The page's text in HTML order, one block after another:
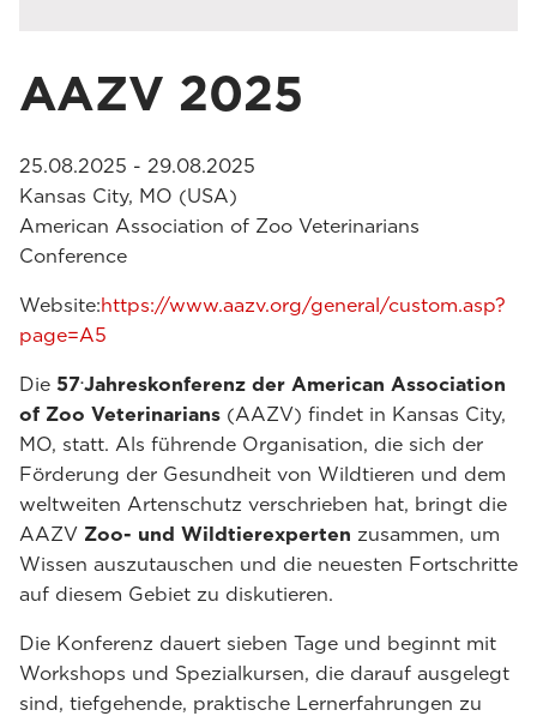
AAZV 2025
25.08.2025 - 29.08.2025
Kansas City, MO (USA)
American Association of Zoo Veterinarians
Conference
Website:https://www.aazv.org/general/custom.asp?
page=A5
Die 57.Jahreskonferenz der American Association
of Zoo Veterinarians (AAZV) findet in Kansas City,
MO, statt. Als führende Organisation, die sich der
Förderung der Gesundheit von Wildtieren und dem
weltweiten Artenschutz verschrieben hat, bringt die
AAZV Zoo- und Wildtierexperten zusammen, um
Wissen auszutauschen und die neuesten Fortschritte
auf diesem Gebiet zu diskutieren.
Die Konferenz dauert sieben Tage und beginnt mit
Workshops und Spezialkursen, die darauf ausgelegt
sind, tiefgehende, praktische Lernerfahrungen zu